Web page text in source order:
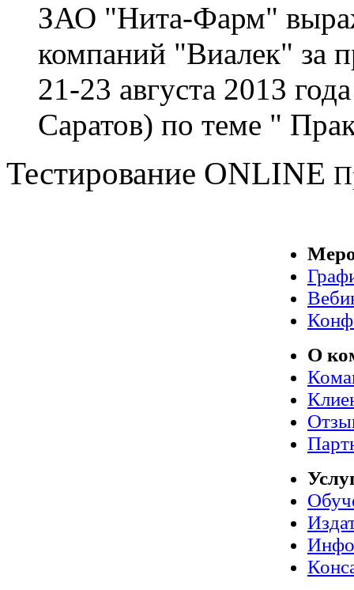
ЗАО "Нита-Фарм"
компаний "Виалек" за
21-23 августа 2013
Саратов) по теме "
Тестирование ONLINE
О